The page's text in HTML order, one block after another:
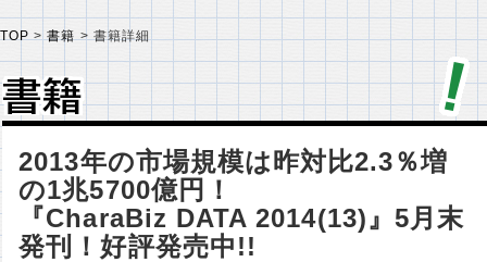
TOP >書籍 > 書籍詳細
書籍
書籍
2013年の市場規模は昨対比2.3％増
の1兆5700億円！
『CharaBiz DATA 2014(13)』5月末
発刊！好評発売中!!